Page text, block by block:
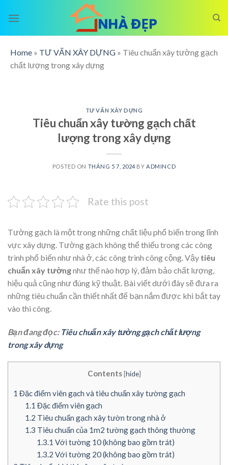
Home » TƯ VẤN XÂY DỰNG » Tiêu chuẩn xây tường gạch
chất lượng trong xây dựng
TƯ VẤN XÂY DỰNG
Tiêu chuẩn xây tường gạch chất
lượng trong xây dựng
POSTED ON THÁNG 5 7, 2024 BYADMINCD
Rate this post
Tường gạch là một trong những chất liệu phổ biến trong lĩnh
vực xây dựng. Tường gạch không thể thiếu trong các công
trình phổ biến như nhà ở, các công trình công cộng. Vậy tiêu
chuẩn xây tườngnhư thế nào hợp lý, đảm bảo chất lượng,
hiệu quả cũng như đúng kỹ thuật. Bài viết dưới đây sẽ đưa ra
những tiêu chuẩn cần thiết nhất để bạn nắm được khi bắt tay
vào thi công.
Bạn đang đọc: Tiêu chuẩn xây tường gạch chất lượng
trong xây dựng
Contents [hide]
1 Đặc điểm viên gạch và tiêu chuẩn xây tường gạch
1.1 Đặc điểm viên gạch
1.2 Tiêu chuẩn gạch xây tườn trong nhà ở
1.3 Tiêu chuẩn của 1m2 tường gạch thông thường
1.3.1 Với tường 10 (không bao gồm trát)
1.3.2 Với tường 20 (không bao gồm trát)